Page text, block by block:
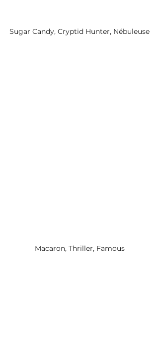
Sugar Candy, Cryptid Hunter, Nébuleuse
Macaron, Thriller, Famous